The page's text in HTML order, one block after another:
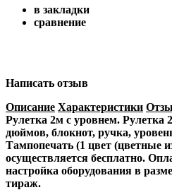
в закладки
сравнение
Написать отзыв
Описание Характеристики
Рулетка 2м с уровнем. Рулетка
дюймов, блокнот, ручка,
Тампопечать (1 цвет (цветные
осуществляется бесплатно.
настройка оборудования в
тираж.